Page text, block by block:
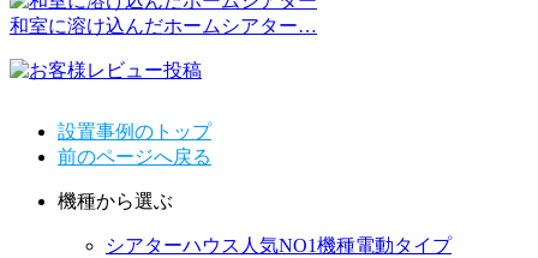
和室に溶け込んだホームシアター…
設置事例のトップ
前のページへ戻る
機種から選ぶ
シアターハウス人気NO1機種電動タイプ